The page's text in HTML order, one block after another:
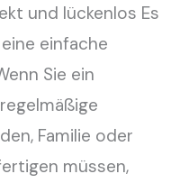
und lückenlos Es
einfache
Sie ein
Familie oder
müssen,